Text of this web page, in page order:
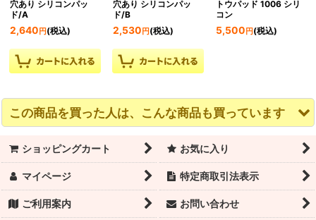
穴あり シリコンパッ
ド/A
2,640 円 (税込)
穴あり シリコンパッ
ド/B
2,530 円(税込)
トウパッド 1006 シリ
コン
5,500 円(税込)
この商品を買った人は、こんな商品も買っています
ショッピングカート お気に入り
マイページ 特定商取引法表示
ご利用案内 お問い合わせ